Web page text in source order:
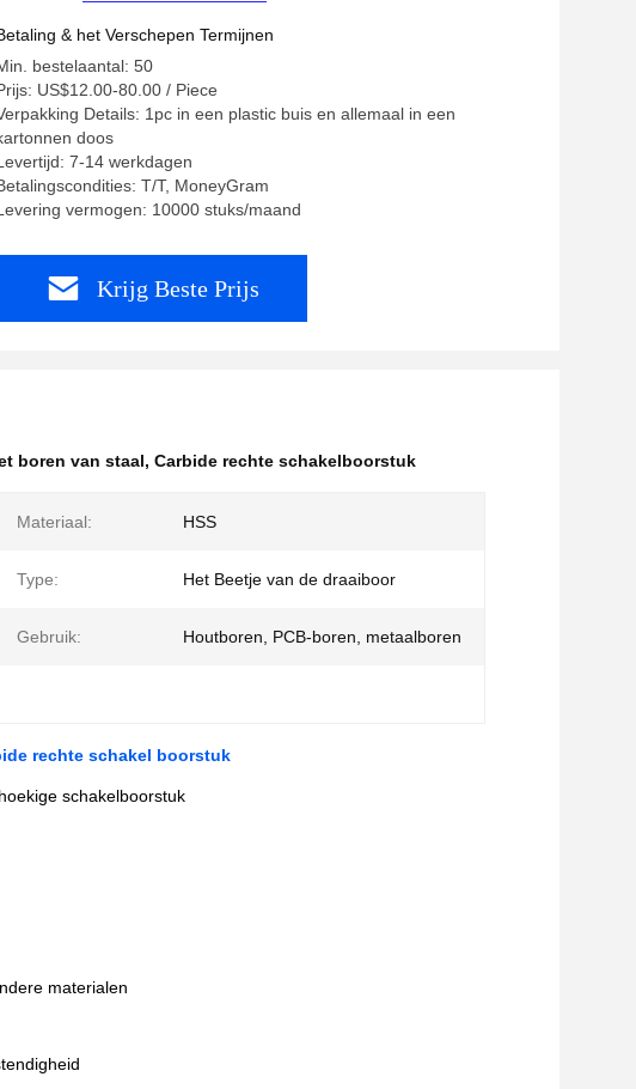
& het Verschepen Termijnen
bestelaantal: 50
US$12.00-80.00 / Piece
Details: 1pc in een plastic buis en allemaal in een
doos
7-14 werkdagen
T/T, MoneyGram
vermogen: 10000 stuks/maand
Krijg Beste Prijs
boren van staal, Carbide rechte schakelboorstuk
Materiaal: HSS
Type: Het Beetje van de draaiboor
Gebruik: Houtboren, PCB-boren, metaalboren
rechte schakel boorstuk
schakelboorstuk
materialen